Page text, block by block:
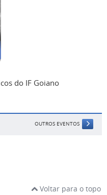
do IF Goiano
OUTROS EVENTOS
Voltar para o topo